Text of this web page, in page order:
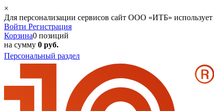
×
Для персонализации сервисов сайт ООО «ИТБ» использует
Войти Регистрация
Корзина0 позиций
на сумму 0 руб.
Персональный раздел